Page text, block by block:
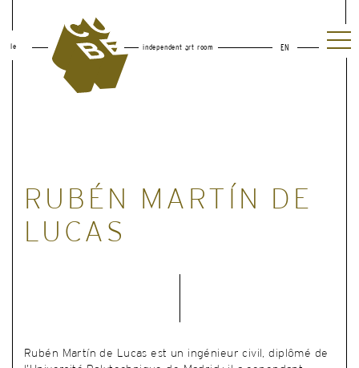
le independent art room EN
RUBÉN MARTÍN DE
LUCAS
Rubén Martín de Lucas est un ingénieur civil, diplômé de